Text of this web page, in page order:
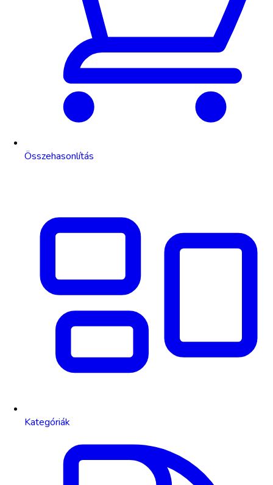
Összehasonlítás
Kategóriák